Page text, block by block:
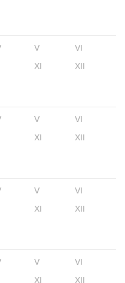
V
VI
XI XII
V
VI
XI XII
V
VI
XI XII
V
VI
XI XII